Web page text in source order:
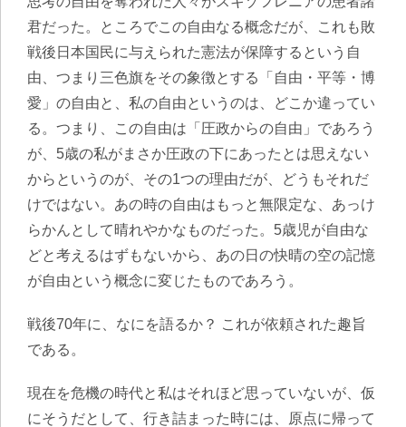
君だった。ところでこの自由なる概念だが、これも敗
戦後日本国民に与えられた憲法が保障するという自
由、つまり三色旗をその象徴とする「自由・平等・博
愛」の自由と、私の自由というのは、どこか違ってい
る。つまり、この自由は「圧政からの自由」であろう
が、5歳の私がまさか圧政の下にあったとは思えない
からというのが、その1つの理由だが、どうもそれだ
けではない。あの時の自由はもっと無限定な、あっけ
らかんとして晴れやかなものだった。5歳児が自由な
どと考えるはずもないから、あの日の快晴の空の記憶
が自由という概念に変じたものであろう。
戦後70年に、なにを語るか？ これが依頼された趣旨
である。
現在を危機の時代と私はそれほど思っていないが、仮
にそうだとして、行き詰まった時には、原点に帰って